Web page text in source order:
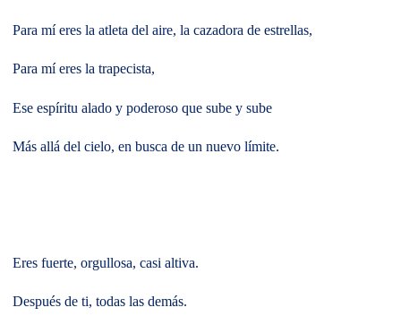
Para mí eres la atleta del aire, la cazadora de estrellas,
Para mí eres la trapecista,
Ese espíritu alado y poderoso que sube y sube
Más allá del cielo, en busca de un nuevo límite.
Eres fuerte, orgullosa, casi altiva.
Después de ti, todas las demás.